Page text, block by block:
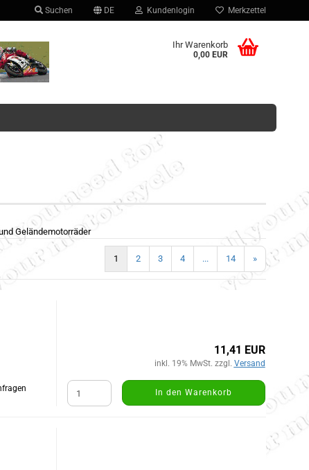
Suchen DE Kundenlogin
erstellen
Passwort vergessen?
Merkzettel
Ihr Warenkorb
0,00 EUR
Geländemotorräder
1 2 3 4 ... 14 »
11,41 EUR
inkl. 19% MwSt. zzgl. Versand
In den Warenkorb